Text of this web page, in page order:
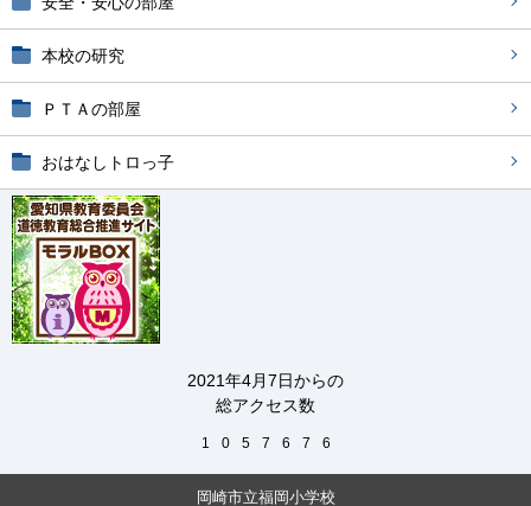
本校の研究
ＰＴＡの部屋
おはなしトロっ子
2021年4月7日からの
総アクセス数
1 0 5 7 6 7 6
岡崎市立福岡小学校